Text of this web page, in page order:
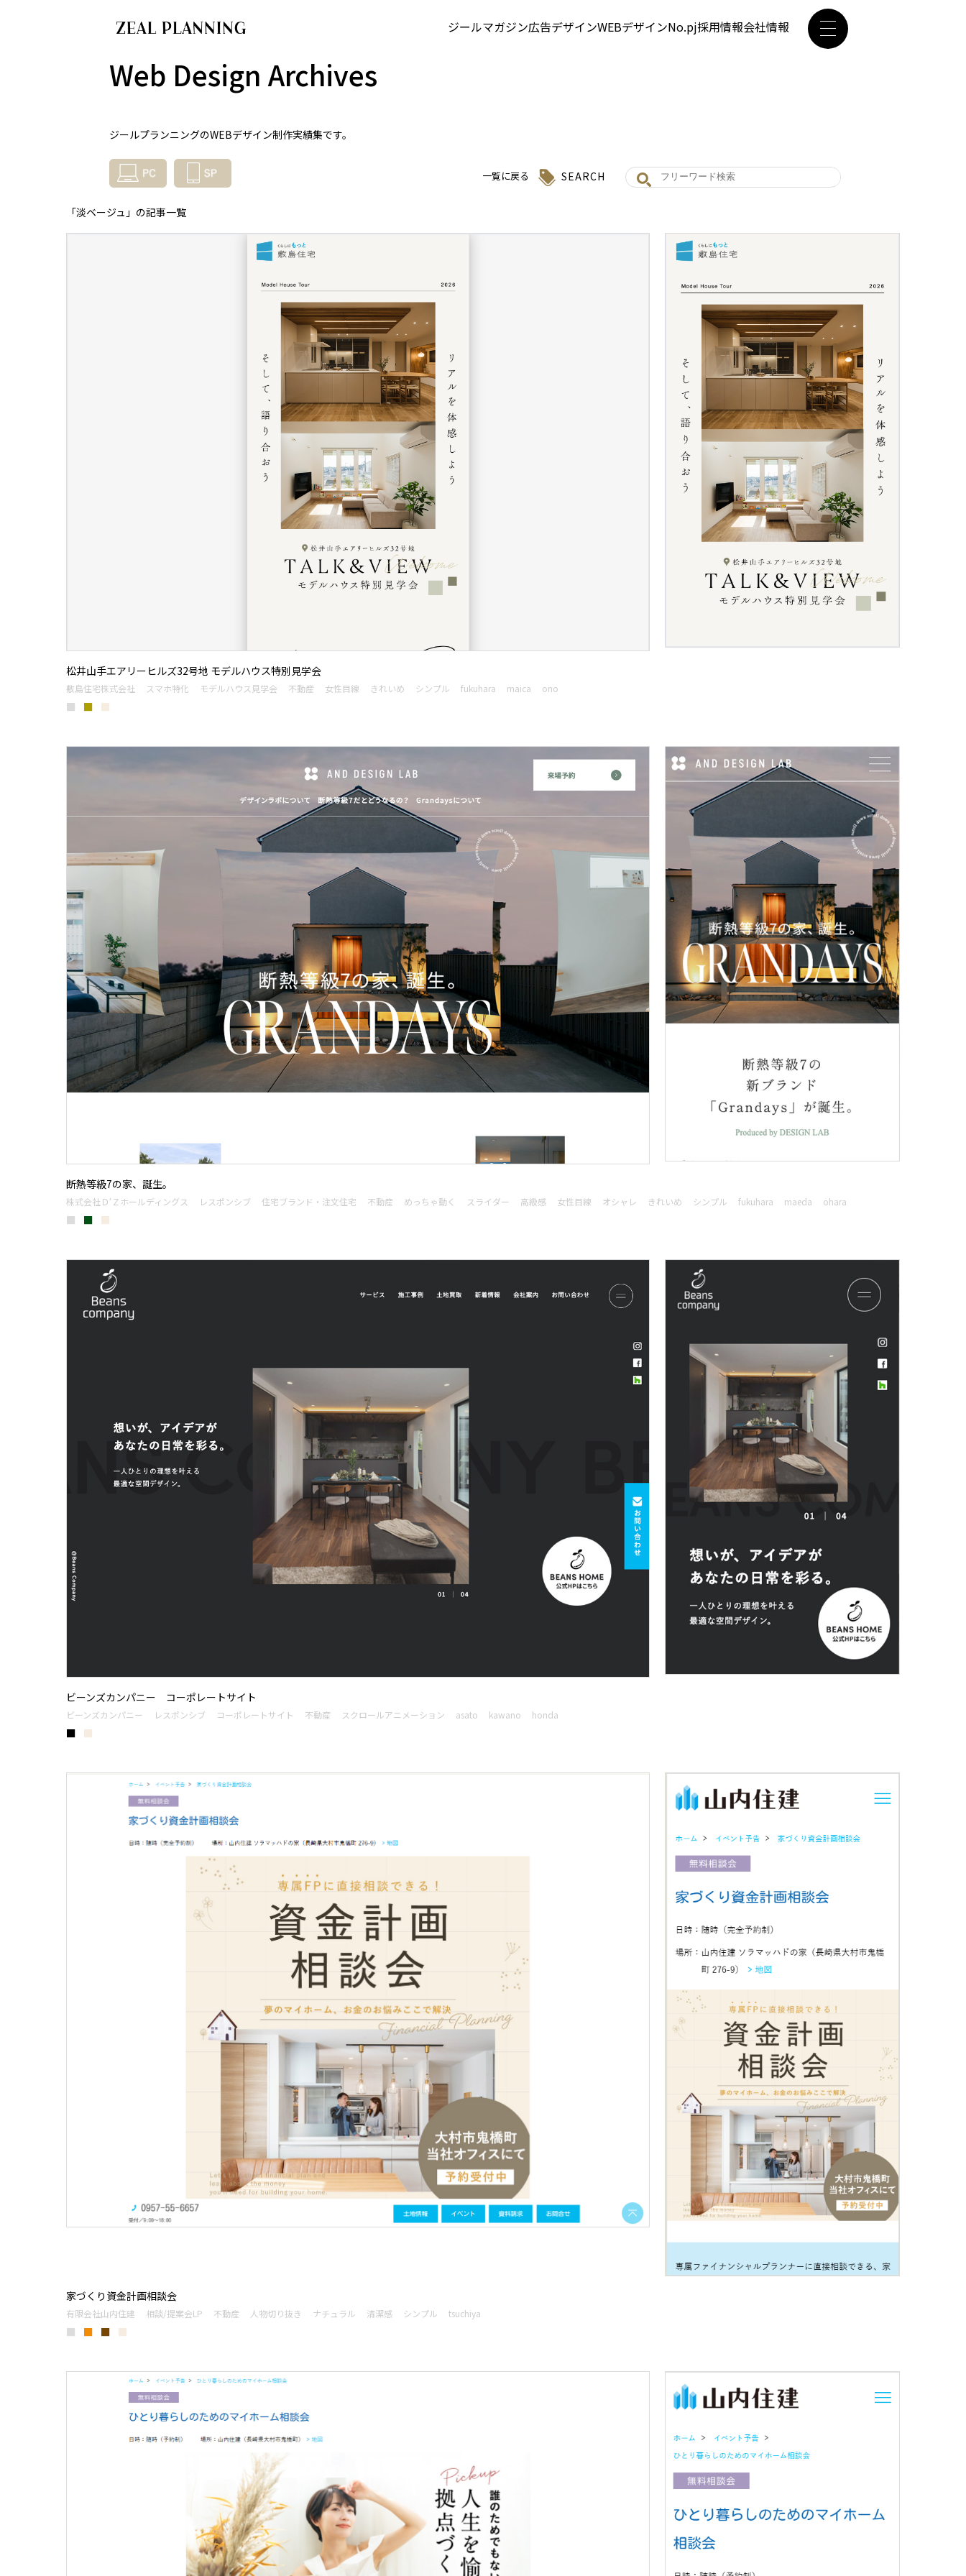
ジールマガジン広告デザインWEBデザインNo.pj採用情報会社情報
Web Design Archives
ジールプランニングのWEBデザイン制作実績集です。
一覧に戻る SEARCH
「淡ベージュ」の記事一覧
松井山手エアリーヒルズ32号地 モデルハウス特別見学会
敷島住宅株式会社 スマホ特化 モデルハウス見学会 不動産 女性目線 きれいめ シンプル fukuhara maica ono
■ ■ ■
断熱等級7の家、誕生。
株式会社Ｄ‘Ｚホールディングス レスポンシブ 住宅ブランド・注文住宅 不動産 めっちゃ動く スライダー 高級感 女性目線 オシャレ きれいめ シンプル fukuhara maeda ohara
■ ■ ■
ビーンズカンパニー コーポレートサイト
ビーンズカンパニー レスポンシブ コーポレートサイト 不動産 スクロールアニメーション asato kawano honda
■ ■
家づくり資金計画相談会
有限会社山内住建 相談/提案会LP 不動産 人物切り抜き ナチュラル 清潔感 シンプル tsuchiya
■ ■ ■ ■